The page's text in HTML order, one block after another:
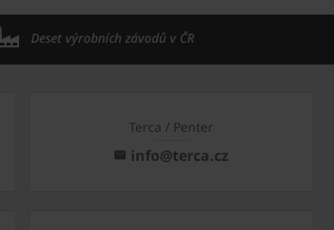
Deset výrobních závodů v ČR
Terca / Penter
info@terca.cz